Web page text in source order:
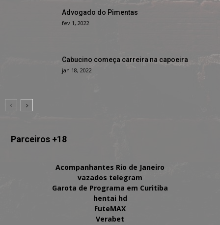
Advogado do Pimentas
fev 1, 2022
Cabucino começa carreira na capoeira
jan 18, 2022
Parceiros +18
Acompanhantes Rio de Janeiro
vazados telegram
Garota de Programa em Curitiba
hentai hd
FuteMAX
Verabet